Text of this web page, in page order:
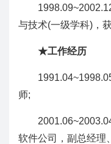
与技术(一级学科)，
★工作经历
师;
软件公司，副总经理